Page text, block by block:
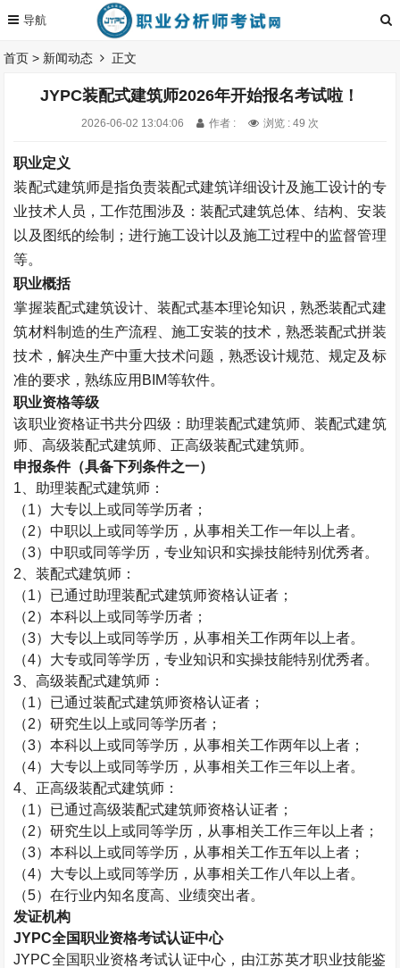
首页 > 新闻动态 正文
JYPC装配式建筑师2026年开始报名考试啦！
2026-06-02 13:04:06 作者 : 浏览 : 49 次
职业定义
装配式建筑师是指负责装配式建筑详细设计及施工设计的专
业技术人员，工作范围涉及：装配式建筑总体、结构、安装
以及图纸的绘制；进行施工设计以及施工过程中的监督管理
等。
职业概括
掌握装配式建筑设计、装配式基本理论知识，熟悉装配式建
筑材料制造的生产流程、施工安装的技术，熟悉装配式拼装
技术，解决生产中重大技术问题，熟悉设计规范、规定及标
准的要求，熟练应用BIM等软件。
职业资格等级
该职业资格证书共分四级：助理装配式建筑师 、装配式建筑
师 、高级装配式建筑师 、正高级装配式建筑师。
申报条件（具备下列条件之一）
1、助理装配式建筑师 ：
（1）大专以上或同等学历者；
（2）中职以上或同等学历，从事相关工作一年以上者。
（3）中职或同等学历，专业知识和实操技能特别优秀者。
2、装配式建筑师 ：
（1）已通过助理装配式建筑师资格认证者；
（2）本科以上或同等学历者；
（3）大专以上或同等学历，从事相关工作两年以上者。
（4）大专或同等学历，专业知识和实操技能特别优秀者。
3、高级装配式建筑师 ：
（1）已通过装配式建筑师资格认证者；
（2）研究生以上或同等学历者；
（3）本科以上或同等学历，从事相关工作两年以上者；
（4）大专以上或同等学历，从事相关工作三年以上者。
4、正高级装配式建筑师 ：
（1）已通过高级装配式建筑师资格认证者；
（2）研究生以上或同等学历，从事相关工作三年以上者；
（3）本科以上或同等学历，从事相关工作五年以上者；
（4）大专以上或同等学历，从事相关工作八年以上者。
（5）在行业内知名度高、业绩突出者。
发证机构
JYPC全国职业资格考试认证中心
JYPC全国职业资格考试认证中心，由江苏英才职业技能鉴